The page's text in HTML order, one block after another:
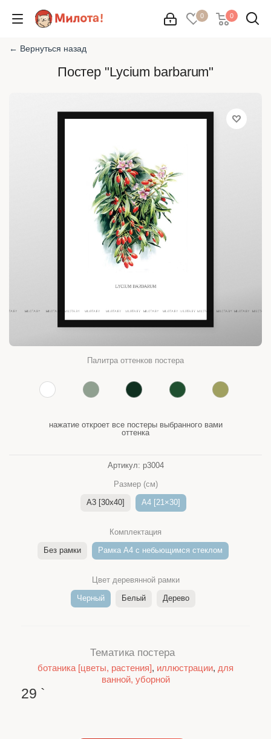
0 0
← Вернуться назад
Постер "Lycium barbarum"
Палитра оттенков постера
нажатие откроет все постеры выбранного вами
оттенка
Артикул: p3004
Размер (см)
A3 [30x40]
A4 [21×30]
Комплектация
Без рамки
Рамка A4 c небьющимся стеклом
Цвет деревянной рамки
Черный
Белый Дерево
Тематика постера
ботаника [цветы, растения], иллюстрации, для
ванной, уборной
29 `